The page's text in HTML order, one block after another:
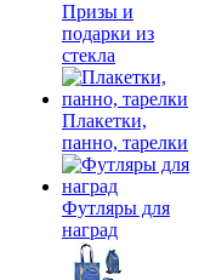
Призы и
подарки из
стекла
Плакетки,
панно, тарелки
Футляры для
наград